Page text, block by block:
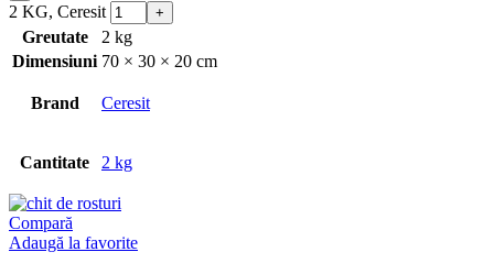
2 KG, Ceresit
Greutate
2 kg
Dimensiuni 70 × 30 × 20 cm
Brand Ceresit
Cantitate 2 kg
Compară
Adaugă la favorite